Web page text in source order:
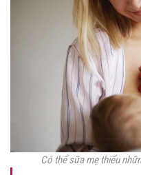
Có thể sữa mẹ thiếu